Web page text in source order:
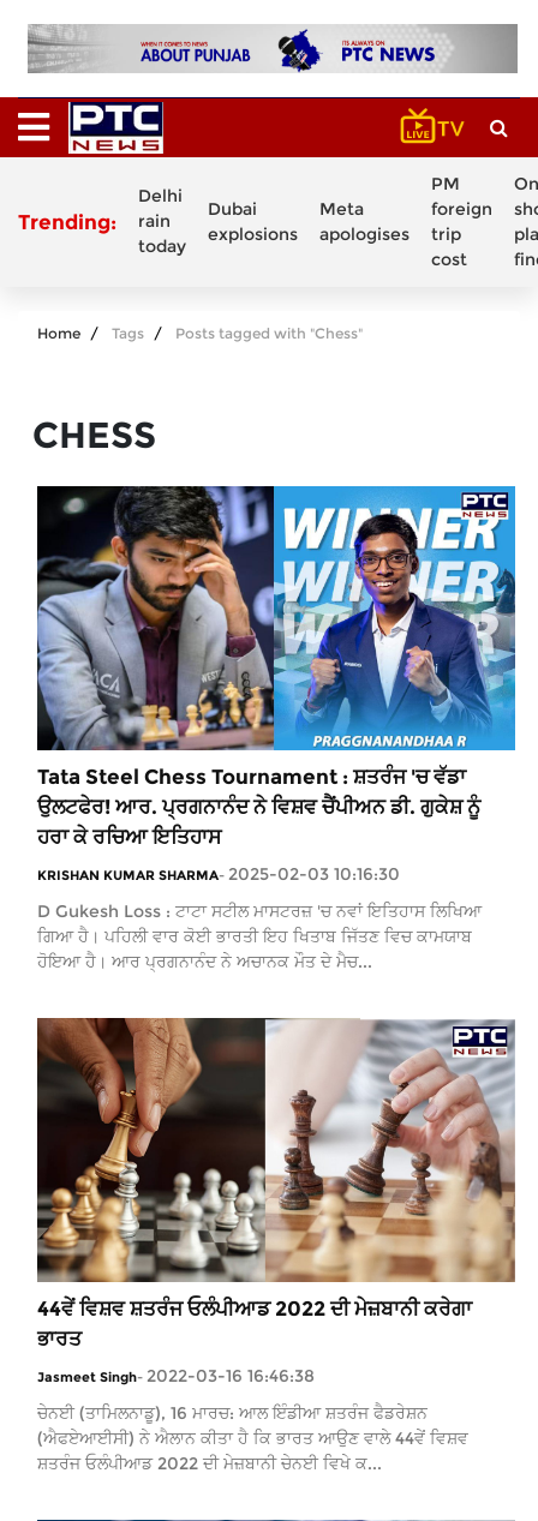
Trending:
Delhi
rain
today
Dubai
explosions
Meta
apologises
PM
foreign
trip
cost
Home Tags Posts tagged with "Chess"
CHESS
Tata Steel Chess Tournament : ਸ਼ਤਰੰਜ 'ਚ ਵੱਡਾ
ਉਲਟਫੇਰ! ਆਰ. ਪ੍ਰਗਨਾਨੰਦ ਨੇ ਵਿਸ਼ਵ ਚੈਂਪੀਅਨ ਡੀ. ਗੁਕੇਸ਼ ਨੂੰ
ਹਰਾ ਕੇ ਰਚਿਆ ਇਤਿਹਾਸ
KRISHAN KUMAR SHARMA- 2025-02-03 10:16:30
D Gukesh Loss : ਟਾਟਾ ਸਟੀਲ ਮਾਸਟਰਜ਼ 'ਚ ਨਵਾਂ ਇਤਿਹਾਸ ਲਿਖਿਆ
ਗਿਆ ਹੈ। ਪਹਿਲੀ ਵਾਰ ਕੋਈ ਭਾਰਤੀ ਇਹ ਖਿਤਾਬ ਜਿੱਤਣ ਵਿਚ ਕਾਮਯਾਬ
ਹੋਇਆ ਹੈ। ਆਰ ਪ੍ਰਗਨਾਨੰਦ ਨੇ ਅਚਾਨਕ ਮੌਤ ਦੇ ਮੈਚ...
44ਵੇਂ ਵਿਸ਼ਵ ਸ਼ਤਰੰਜ ਓਲੰਪੀਆਡ 2022 ਦੀ ਮੇਜ਼ਬਾਨੀ ਕਰੇਗਾ
ਭਾਰਤ
Jasmeet Singh- 2022-03-16 16:46:38
ਚੇਨਈ (ਤਾਮਿਲਨਾਡੂ), 16 ਮਾਰਚ: ਆਲ ਇੰਡੀਆ ਸ਼ਤਰੰਜ ਫੈਡਰੇਸ਼ਨ
(ਐਫਏਆਈਸੀ) ਨੇ ਐਲਾਨ ਕੀਤਾ ਹੈ ਕਿ ਭਾਰਤ ਆਉਣ ਵਾਲੇ 44ਵੇਂ ਵਿਸ਼ਵ
ਸ਼ਤਰੰਜ ਓਲੰਪੀਆਡ 2022 ਦੀ ਮੇਜ਼ਬਾਨੀ ਚੇਨਈ ਵਿਖੇ ਕ...